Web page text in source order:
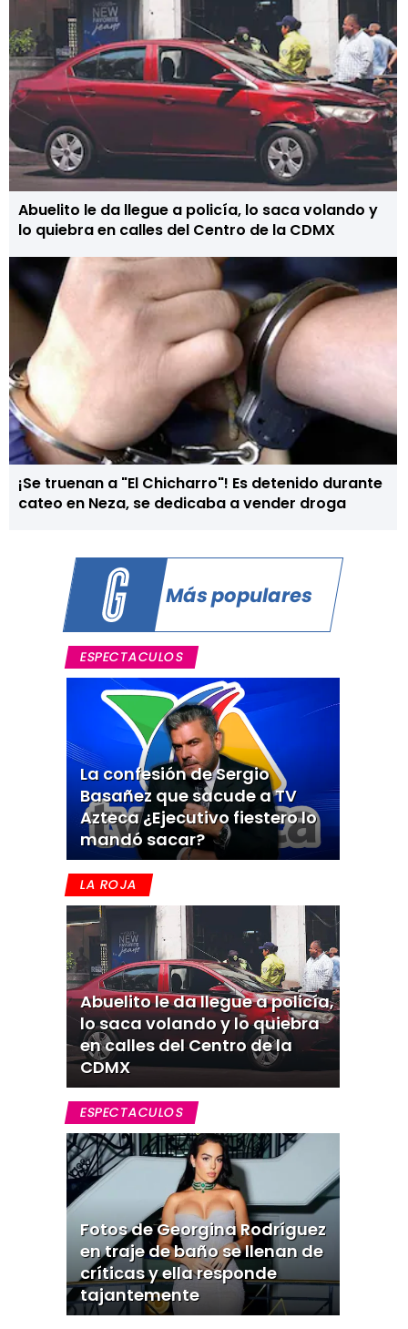
Abuelito le da llegue a policía, lo saca volando y
lo quiebra en calles del Centro de la CDMX
¡Se truenan a "El Chicharro"! Es detenido durante
cateo en Neza, se dedicaba a vender droga
Más populares
ESPECTACULOS
La confesión de Sergio
Basañez que sacude a TV
Azteca ¿Ejecutivo fiestero lo
mandó sacar?
LA ROJA
Abuelito le da llegue a policía,
lo saca volando y lo quiebra
en calles del Centro de la
CDMX
ESPECTACULOS
Fotos de Georgina Rodríguez
en traje de baño se llenan de
críticas y ella responde
tajantemente